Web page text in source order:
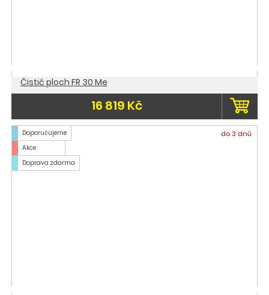
Čistič ploch FR 30 Me
16 819 Kč
Doporučujeme
Akce
Doprava zdarma
do 3 dnů